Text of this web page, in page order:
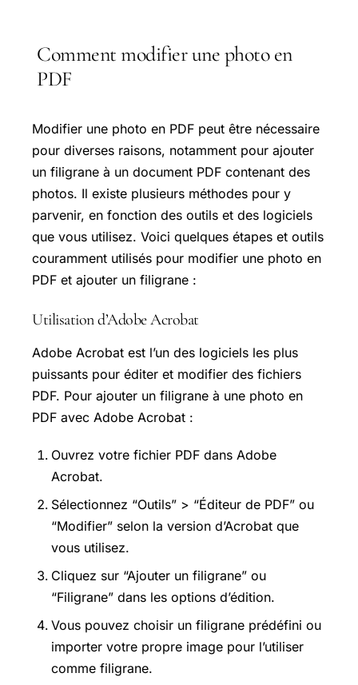
Comment modifier une photo en
PDF
Modifier une photo en PDF peut être nécessaire
pour diverses raisons, notamment pour ajouter
un filigrane à un document PDF contenant des
photos. Il existe plusieurs méthodes pour y
parvenir, en fonction des outils et des logiciels
que vous utilisez. Voici quelques étapes et outils
couramment utilisés pour modifier une photo en
PDF et ajouter un filigrane :
Utilisation d’Adobe Acrobat
Adobe Acrobat est l’un des logiciels les plus
puissants pour éditer et modifier des fichiers
PDF. Pour ajouter un filigrane à une photo en
PDF avec Adobe Acrobat :
Ouvrez votre fichier PDF dans Adobe
Acrobat.
Sélectionnez “Outils” > “Éditeur de PDF” ou
“Modifier” selon la version d’Acrobat que
vous utilisez.
Cliquez sur “Ajouter un filigrane” ou
“Filigrane” dans les options d’édition.
Vous pouvez choisir un filigrane prédéfini ou
importer votre propre image pour l’utiliser
comme filigrane.